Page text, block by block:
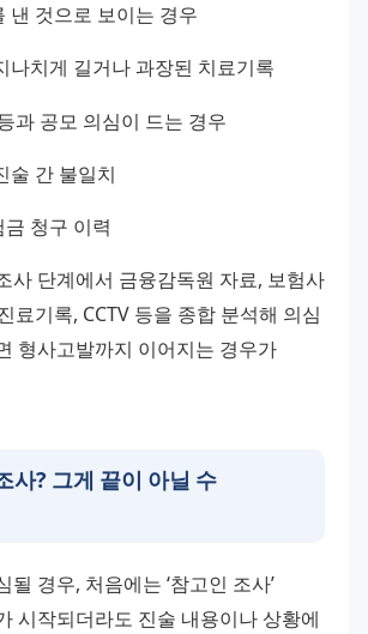
낸 것으로 보이는 경우
나치게 길거나 과장된 치료기록
과 공모 의심이 드는 경우
술 간 불일치
청구 이력
사 단계에서 금융감독원 자료, 보험사
료기록, CCTV 등을 종합 분석해 의심
형사고발까지 이어지는 경우가
사? 그게 끝이 아닐 수
될 경우, 처음에는 ‘참고인 조사’
시작되더라도 진술 내용이나 상황에